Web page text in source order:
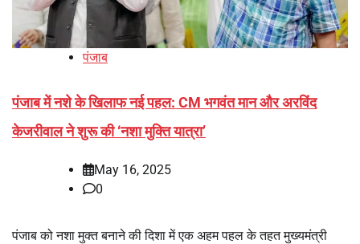
पंजाब
पंजाब में नशे के खिलाफ नई पहल: CM भगवंत मान और अरविंद
केजरीवाल ने शुरू की ‘नशा मुक्ति यात्रा’
May 16, 2025
0
पंजाब को नशा मुक्त बनाने की दिशा में एक अहम पहल के तहत मुख्यमंत्री